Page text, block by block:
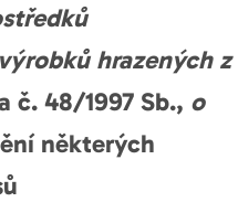
hrazených z
č. 48/1997 Sb., o
některých